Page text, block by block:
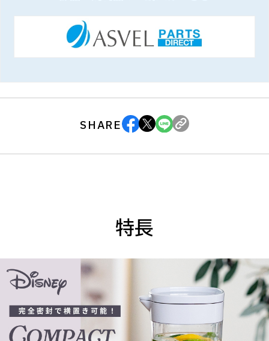
SHARE
特長